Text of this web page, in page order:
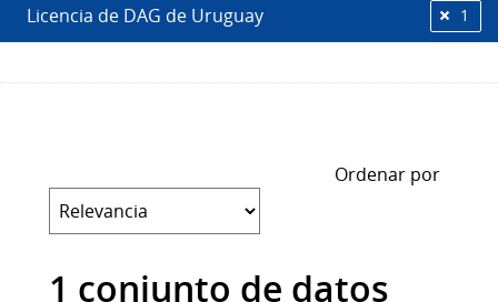
Licencia de DAG de Uruguay 1
Ordenar por
1 conjunto de datos